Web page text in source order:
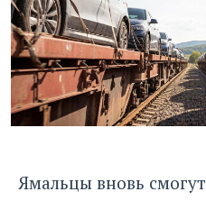
Ямальцы вновь